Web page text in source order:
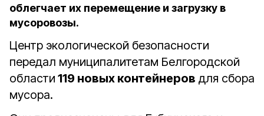
облегчает их перемещение и загрузку в
мусоровозы.
Центр экологической безопасности
передал муниципалитетам Белгородской
области 119 новых контейнеров для сбора
мусора.